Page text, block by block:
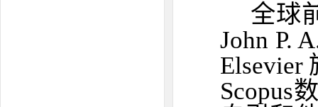
全球
John P.
Scopus